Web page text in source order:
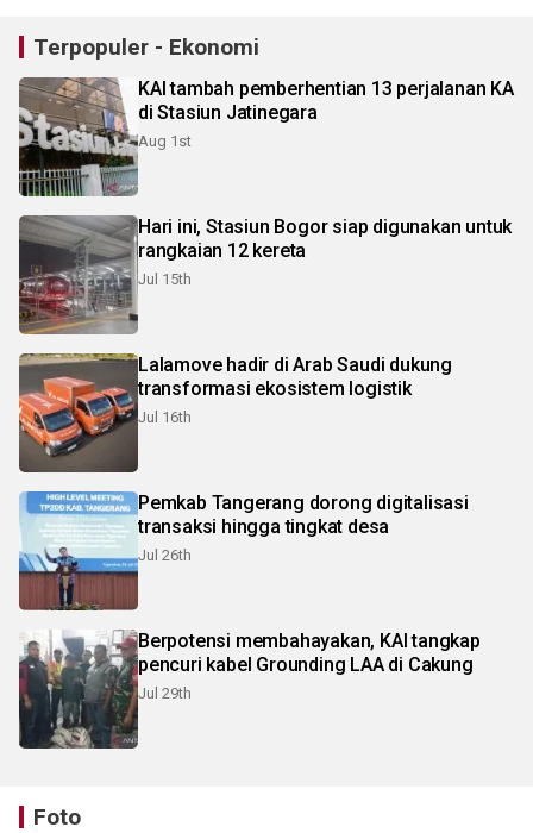
Terpopuler - Ekonomi
KAI tambah pemberhentian 13 perjalanan KA
di Stasiun Jatinegara
Aug 1st
Hari ini, Stasiun Bogor siap digunakan untuk
rangkaian 12 kereta
Jul 15th
Lalamove hadir di Arab Saudi dukung
transformasi ekosistem logistik
Jul 16th
Pemkab Tangerang dorong digitalisasi
transaksi hingga tingkat desa
Jul 26th
Berpotensi membahayakan, KAI tangkap
pencuri kabel Grounding LAA di Cakung
Jul 29th
Foto